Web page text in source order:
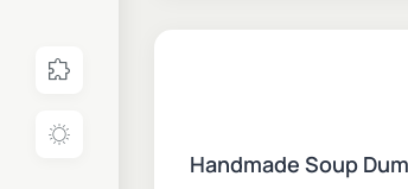
Handmade Soup